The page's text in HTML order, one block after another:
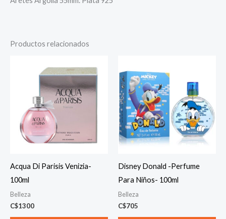
Productos relacionados
Acqua Di Parisis Venizia-
100ml
Belleza
C$1300
Disney Donald -Perfume
Para Niños- 100ml
Belleza
C$705